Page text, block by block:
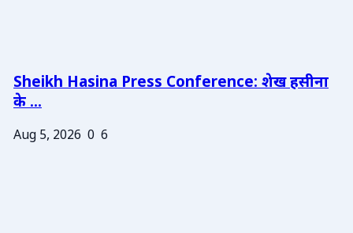
Sheikh Hasina Press Conference: शेख हसीना
के ...
Aug 5, 2026 0 6